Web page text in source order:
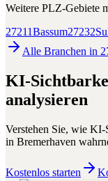
Weitere PLZ-Gebiete
27211Bassum27232
Alle Branchen in
KI-
analysieren
Verstehen Sie, wie KI-
in Bremerhaven
Kostenlos starten